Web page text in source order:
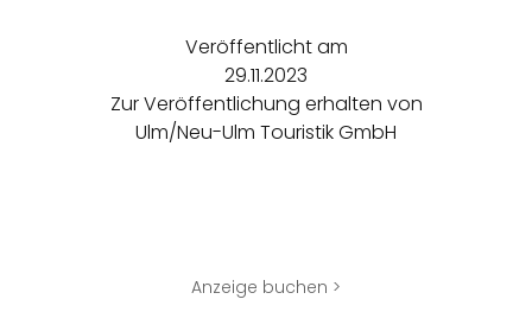
Veröffentlicht am
29.11.2023
Zur Veröffentlichung erhalten von
Ulm/Neu-Ulm Touristik GmbH
Anzeige buchen >